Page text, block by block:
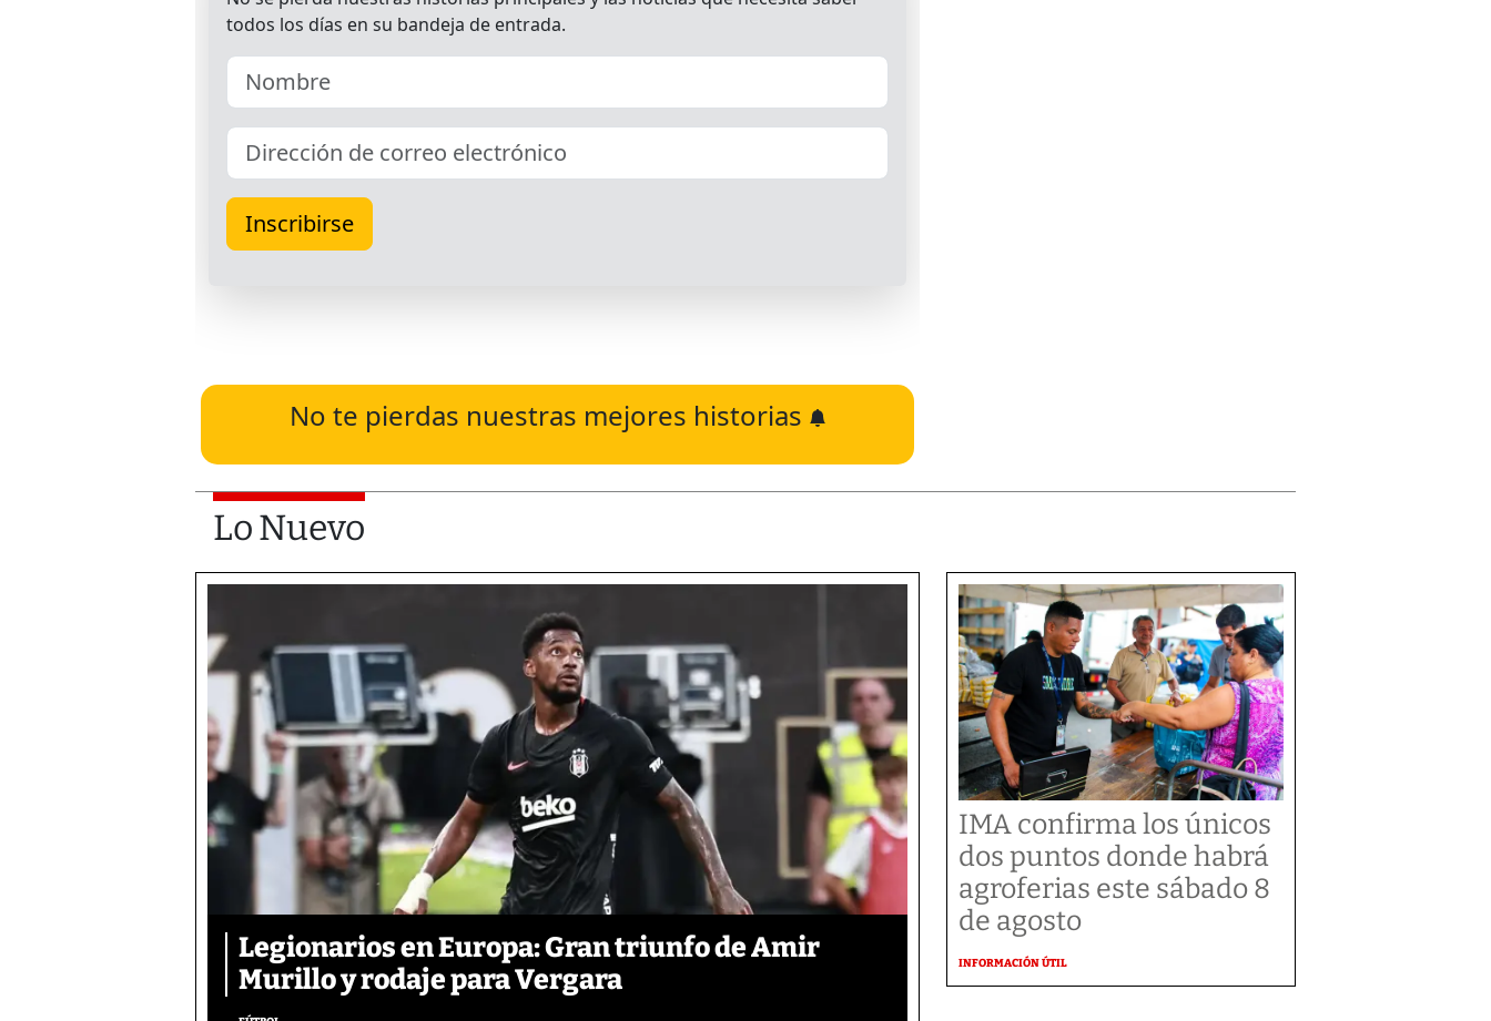
No te pierdas nuestras mejores historias
Lo Nuevo
Legionarios en Europa: Gran triunfo de Amir
Murillo y rodaje para Vergara
IMA confirma los únicos
dos puntos donde habrá
agroferias este sábado 8
de agosto
INFORMACIÓN ÚTIL